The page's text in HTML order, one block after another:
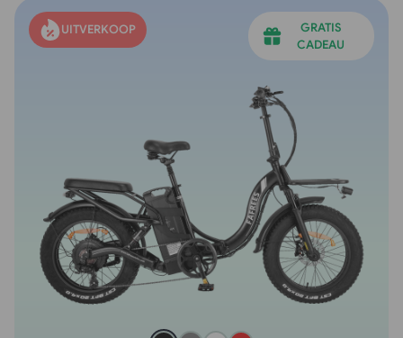
UITVERKOOP
GRATIS
CADEAU